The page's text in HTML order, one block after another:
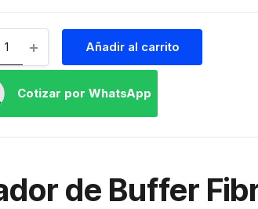
Añadir al carrito
Cotizar por WhatsApp
de Buffer